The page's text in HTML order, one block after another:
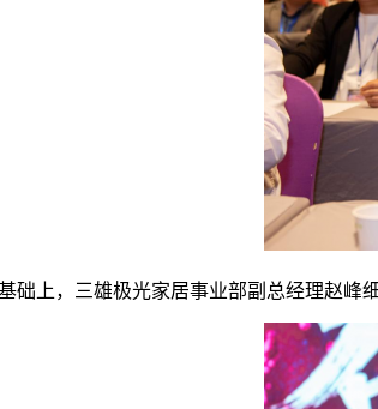
上，三雄极光家居事业部副总经理赵峰细